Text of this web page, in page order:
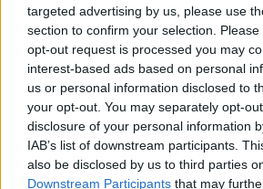
targeted advertising by us, please use
section to confirm your selection.
opt-out request is processed you may
interest-based ads based on personal
us or personal information disclosed to
your opt-out. You may separately opt-
disclosure of your personal information
IAB’s list of downstream participants.
also be disclosed by us to third parties
Downstream Participants that may
Senki nem akar már CD-
hamisítani
Három évvel ezelőtt még kétezer,
jogsértő módon előállított,
DVD-t foglalt le a Nemzeti Adó- és